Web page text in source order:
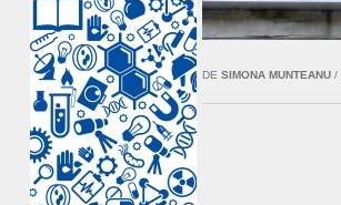
DE SIMONA MUNTEANU /